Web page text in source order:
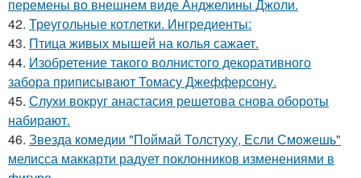
перемены во внешнем виде Анджелины Джоли.
42. Треугольные котлетки. Ингредиенты:
43. Птица живых мышей на колья сажает.
44. Изобретение такого волнистого декоративного
забора приписывают Томасу Джефферсону.
45. Слухи вокруг анастасия решетова снова обороты
набирают.
46. Звезда комедии "Поймай Толстуху, Если Сможешь"
мелисса маккарти радует поклонников изменениями в